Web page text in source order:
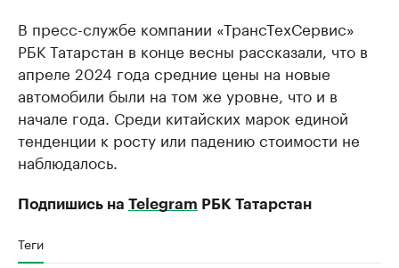
В пресс-службе компании «ТрансТехСервис»
РБК Татарстан в конце весны рассказали, что в
апреле 2024 года средние цены на новые
автомобили были на том же уровне, что и в
начале года. Среди китайских марок единой
тенденции к росту или падению стоимости не
наблюдалось.
Подпишись на Telegram РБК Татарстан
Теги